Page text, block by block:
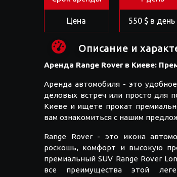
Цена 550 $ в день
Описание и
Аренда Range Rover в Киеве:
Аренда автомобиля - это
деловых встреч или просто для
Киеве и ищете прокат
вам ознакомиться с нашим
Range Rover - это икона
роскошь, комфорт и высокую
премиальный SUV Range Rover
все преимущества этой